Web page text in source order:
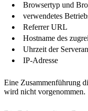
Browsertyp und
verwendetes
Referrer URL
Hostname des
Uhrzeit der
IP-Adresse
Eine Zusammenführung
wird nicht vorgenommen.